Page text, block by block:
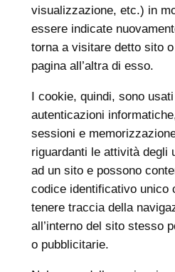
visualizzazione, etc.) in
essere indicate
torna a visitare detto sito
pagina all’altra di esso.
I cookie, quindi, sono
autenticazioni
sessioni e
riguardanti le attività degli
ad un sito e possono
codice identificativo unico
tenere traccia della
all’interno del sito stesso
o pubblicitarie.